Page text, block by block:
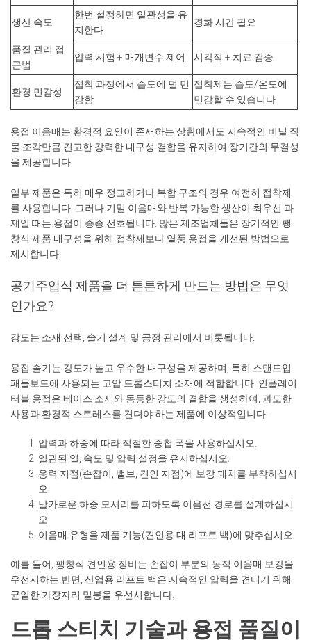
생산 속도
한번 설정하면 일관성을 유
지한다
경화 시간 필요
품질 관리 접
근법
압력 시험 + 매개변수 제어 시각적 + 치료 검증
환경 민감성
접착 과정에서 습도에 덜 민
감함
접착제는 습도/온도에
민감할 수 있습니다
용접 이음매는 환경적 요인이 존재하는 상황에서도 지속적인 비닐 직
물 조각만큼 견고한 강력한 내구성 결합을 유지하여 장기간의 무결성
을 제공합니다.
일부 제품은 특히 매우 정교하거나 복합 구조의 경우 여전히 접착제
를 사용합니다. 그러나 기밀 이음매와 반복 가능한 생산이 최우선 과
제일 때는 용접이 종종 선호됩니다. 많은 제조업체들은 장기적인 팽
창식 제품 내구성을 위해 접착제보다 열풍 용접을 개선된 방법으로
제시합니다.
공기주입식 제품을 더 튼튼하게 만드는 방법은 무엇
인가요?
강도는 소재 선택, 솔기 설계 및 공정 관리에서 비롯됩니다.
용접 솔기는 강도가 높고 우수한 내구성을 제공하며, 특히 스탠드업
패들보드에 사용되는 고압 드롭스티치 소재에 적합합니다. 인플레이
터블 용접은 베이스 소재와 동등한 강도의 결합을 생성하여, 과도한
사용과 환경적 스트레스를 견뎌야 하는 제품에 이상적입니다.
압력과 하중에 따라 적절한 중첩 폭을 사용하십시오.
일관된 열, 속도 및 압력 설정을 유지하십시오.
응력 지점(손잡이, 밸브, 견인 지점)에 보강 패치를 부착하십시
오.
날카로운 하중 모서리를 피하도록 이음선 경로를 설계하십시
오.
이음매 유형을 제품 기능(견인용 대 리프트 백)에 맞추십시오.
예를 들어, 팽창식 견인용 장비는 손잡이 부분의 동적 이음매 보강을
우선시하는 반면, 산업용 리프트 백은 지속적인 압력을 견디기 위해
균일한 가장자리 밀봉을 우선시합니다.
드롭 스티치 기술과 용접 품질이